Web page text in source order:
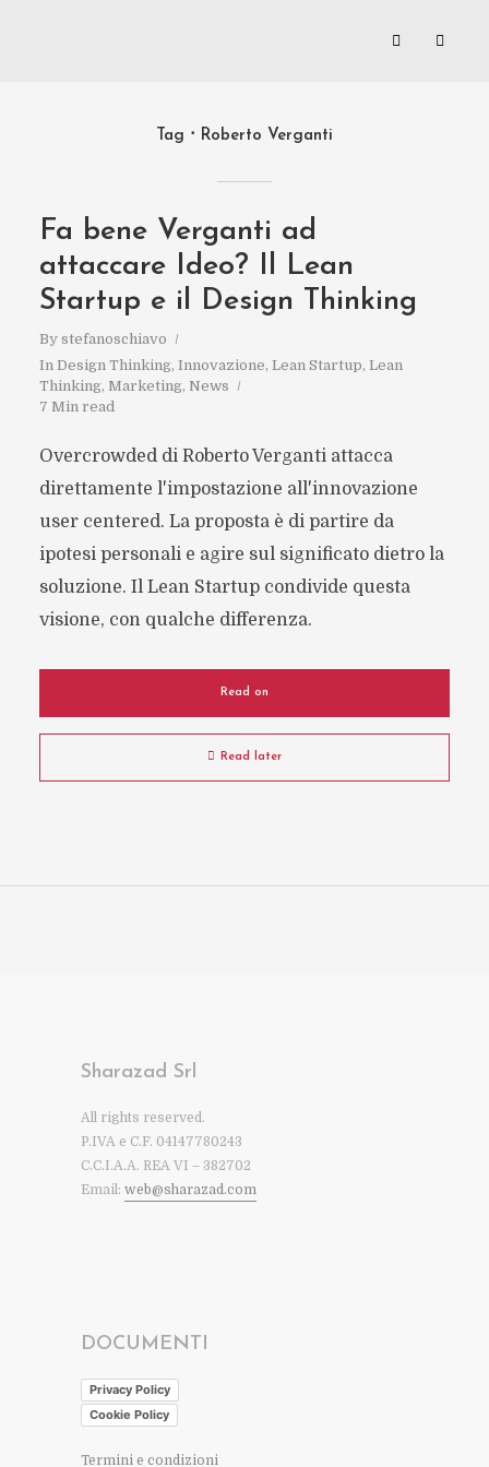
Tag Roberto Verganti
Fa bene Verganti ad
attaccare Ideo? Il Lean
Startup e il Design Thinking
By stefanoschiavo
In Design Thinking, Innovazione, Lean Startup, Lean
Thinking, Marketing, News
7 Min read
Overcrowded di Roberto Verganti attacca
direttamente l'impostazione all'innovazione
user centered. La proposta è di partire da
ipotesi personali e agire sul significato dietro la
soluzione. Il Lean Startup condivide questa
visione, con qualche differenza.
Read on
Read later
Sharazad Srl
All rights reserved.
P.IVA e C.F. 04147780243
C.C.I.A.A. REA VI – 382702
Email: web@sharazad.com
DOCUMENTI
Privacy Policy
Cookie Policy
Termini e condizioni